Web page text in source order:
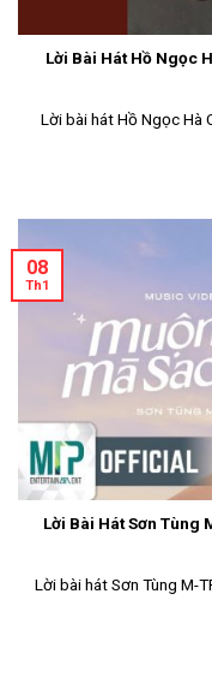
Lời Bài Hát Hồ Ngọc
Lời bài hát Hồ Ngọc Hà
Lời Bài Hát Sơn Tùng
Lời bài hát Sơn Tùng M-
08
Th1